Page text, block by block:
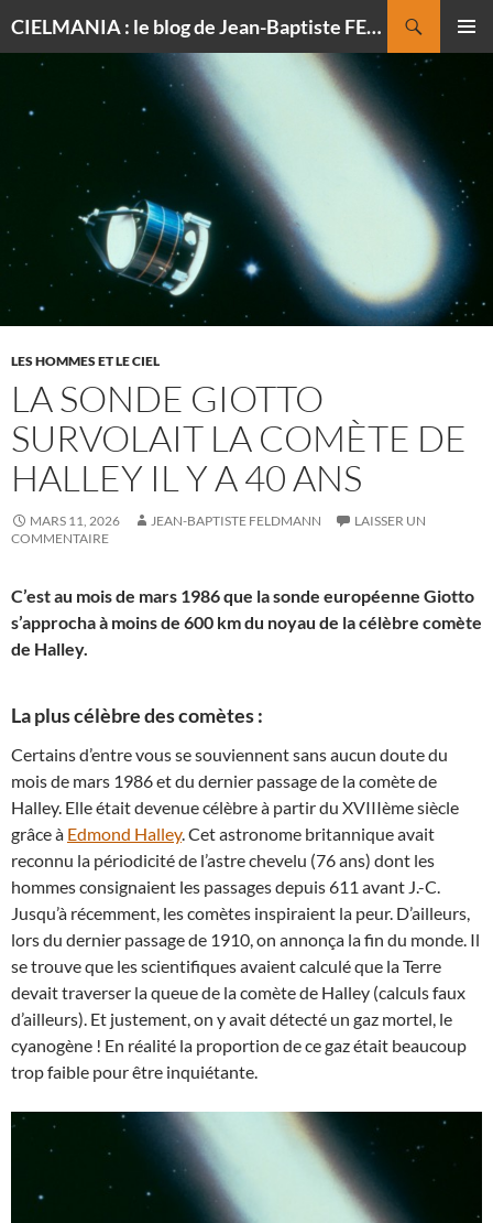
CIELMANIA : le blog de Jean-Baptiste FELDMANN, photographe du ciel
LES HOMMES ET LE CIEL
LA SONDE GIOTTO
SURVOLAIT LA COMÈTE DE
HALLEY IL Y A 40 ANS
MARS 11, 2026 JEAN-BAPTISTE FELDMANN
LAISSER UN
COMMENTAIRE
C’est au mois de mars 1986 que la sonde européenne Giotto
s’approcha à moins de 600 km du noyau de la célèbre comète
de Halley.
La plus célèbre des comètes :
Certains d’entre vous se souviennent sans aucun doute du
mois de mars 1986 et du dernier passage de la comète de
Halley. Elle était devenue célèbre à partir du XVIIIème siècle
grâce à Edmond Halley. Cet astronome britannique avait
reconnu la périodicité de l’astre chevelu (76 ans) dont les
hommes consignaient les passages depuis 611 avant J.-C.
Jusqu’à récemment, les comètes inspiraient la peur. D’ailleurs,
lors du dernier passage de 1910, on annonça la fin du monde. Il
se trouve que les scientifiques avaient calculé que la Terre
devait traverser la queue de la comète de Halley (calculs faux
d’ailleurs). Et justement, on y avait détecté un gaz mortel, le
cyanogène ! En réalité la proportion de ce gaz était beaucoup
trop faible pour être inquiétante.